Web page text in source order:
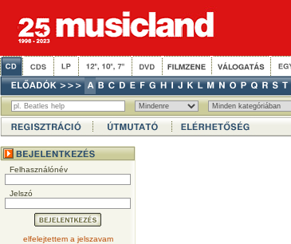
Felhasználónév
Jelszó
elfelejtettem a jelszavam